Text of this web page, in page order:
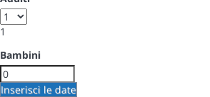
1
Bambini
Inserisci le date